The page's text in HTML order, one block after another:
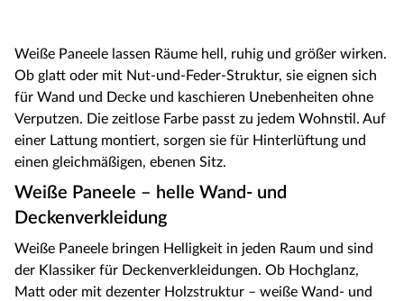
Weiße Paneele lassen Räume hell, ruhig und größer wirken.
Ob glatt oder mit Nut-und-Feder-Struktur, sie eignen sich
für Wand und Decke und kaschieren Unebenheiten ohne
Verputzen. Die zeitlose Farbe passt zu jedem Wohnstil. Auf
einer Lattung montiert, sorgen sie für Hinterlüftung und
einen gleichmäßigen, ebenen Sitz.
Weiße Paneele – helle Wand- und
Deckenverkleidung
Weiße Paneele bringen Helligkeit in jeden Raum und sind
der Klassiker für Deckenverkleidungen. Ob Hochglanz,
Matt oder mit dezenter Holzstruktur – weiße Wand- und